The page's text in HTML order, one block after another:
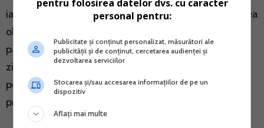
ianuarie 2023, proprietarii – PERSOANE FIZICE vor avea
obligatia inregistrarii (daca nu sunt deja inregistrate)
pana la sfarsitul lunii martie 2023 (termen de 90 de
zile). Proprietarii – PERSOANE JURIDICE pot opta
pentru inregistrarea contractelor de inchiriere (numai
prin intermediul SPV).
pentru folosirea datelor dvs. cu caracter
personal pentru:
Publicitate și conținut personalizat, măsurători ale
publicității și de conținut, cercetarea audienței și
dezvoltarea serviciilor
Stocarea și/sau accesarea informațiilor de pe un
dispozitiv
Aflați mai multe